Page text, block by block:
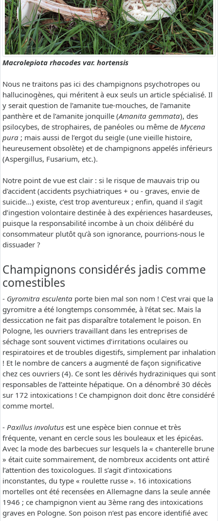
Macrolepiota rhacodes var. hortensis
Nous ne traitons pas ici des champignons psychotropes ou
hallucinogènes, qui méritent à eux seuls un article spécialisé. Il
y serait question de l’amanite tue-mouches, de l’amanite
panthère et de l’amanite jonquille (Amanita gemmata), des
psilocybes, de strophaires, de panéoles ou même de Mycena
pura ; mais aussi de l’ergot du seigle (une vieille histoire,
heureusement obsolète) et de champignons appelés inférieurs
(Aspergillus, Fusarium, etc.).
Notre point de vue est clair : si le risque de mauvais trip ou
d'accident (accidents psychiatriques + ou - graves, envie de
suicide...) existe, c’est trop aventureux ; enfin, quand il s’agit
d’ingestion volontaire destinée à des expériences hasardeuses,
puisque la responsabilité incombe à un choix délibéré du
consommateur plutôt qu’à son ignorance, pourrions-nous le
dissuader ?
Champignons considérés jadis comme
comestibles
- Gyromitra esculenta porte bien mal son nom ! C’est vrai que la
gyromitre a été longtemps consommée, à l’état sec. Mais la
dessiccation ne fait pas disparaître totalement le poison. En
Pologne, les ouvriers travaillant dans les entreprises de
séchage sont souvent victimes d’irritations oculaires ou
respiratoires et de troubles digestifs, simplement par inhalation
! Et le nombre de cancers a augmenté de façon significative
chez ces ouvriers (4). Ce sont les dérivés hydraziniques qui sont
responsables de l’atteinte hépatique. On a dénombré 30 décès
sur 172 intoxications ! Ce champignon doit donc être considéré
comme mortel.
- Paxillus involutus est une espèce bien connue et très
fréquente, venant en cercle sous les bouleaux et les épicéas.
Avec la mode des barbecues sur lesquels la « chanterelle brune
» était cuite sommairement, de nombreux accidents ont attiré
l’attention des toxicologues. Il s’agit d’intoxications
inconstantes, du type « roulette russe ». 16 intoxications
mortelles ont été recensées en Allemagne dans la seule année
1946 ; ce champignon vient au 3ème rang des intoxications
graves en Pologne. Son poison n’est pas encore identifié avec